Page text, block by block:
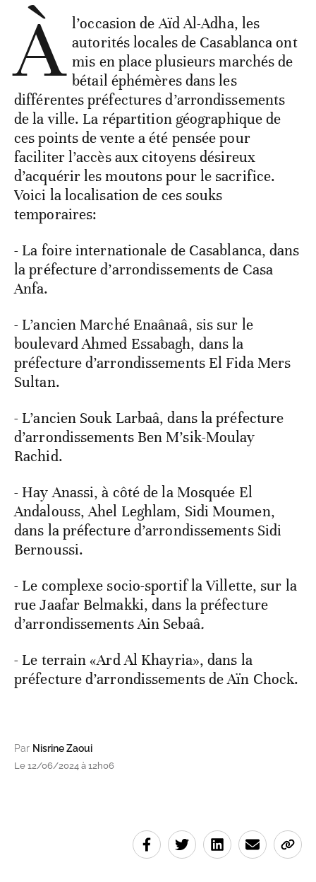
À l’occasion de Aïd Al-Adha, les
autorités locales de Casablanca ont
mis en place plusieurs marchés de
bétail éphémères dans les
différentes préfectures d’arrondissements
de la ville. La répartition géographique de
ces points de vente a été pensée pour
faciliter l’accès aux citoyens désireux
d’acquérir les moutons pour le sacrifice.
Voici la localisation de ces souks
temporaires:
- La foire internationale de Casablanca, dans
la préfecture d’arrondissements de Casa
Anfa.
- L’ancien Marché Enaânaâ, sis sur le
boulevard Ahmed Essabagh, dans la
préfecture d’arrondissements El Fida Mers
Sultan.
- L’ancien Souk Larbaâ, dans la préfecture
d’arrondissements Ben M’sik-Moulay
Rachid.
- Hay Anassi, à côté de la Mosquée El
Andalouss, Ahel Leghlam, Sidi Moumen,
dans la préfecture d’arrondissements Sidi
Bernoussi.
- Le complexe socio-sportif la Villette, sur la
rue Jaafar Belmakki, dans la préfecture
d’arrondissements Ain Sebaâ.
- Le terrain «Ard Al Khayria», dans la
préfecture d’arrondissements de Aïn Chock.
Par Nisrine Zaoui
Le 12/06/2024 à 12h06